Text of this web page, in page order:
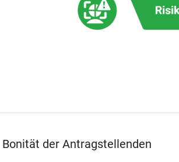
Bonität der Antragstellenden